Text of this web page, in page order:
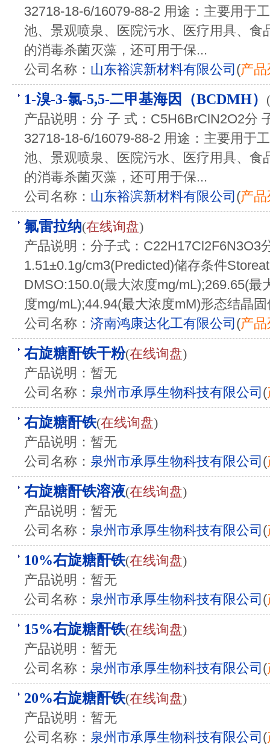
32718-18-6/16079-88-2 用途：主要用于
池、景观喷泉、医院污水、医疗用具、食
的消毒杀菌灭藻，还可用于保...
公司名称： 山东裕滨新材料有限公司 (产
1-溴-3-氯-5,5-二甲基海因（BCDMH） (
产品说明：分 子 式：C5H6BrClN2O2分
32718-18-6/16079-88-2 用途：主要用于
池、景观喷泉、医院污水、医疗用具、食
的消毒杀菌灭藻，还可用于保...
公司名称： 山东裕滨新材料有限公司 (产
氟雷拉纳(在线询盘)
产品说明：分子式：C22H17Cl2F6N3O3
1.51±0.1g/cm3(Predicted)储存条件
DMSO:150.0(最大浓度mg/mL);269.65(最
度mg/mL);44.94(最大浓度mM)形态结晶
公司名称： 济南鸿康达化工有限公司 (产
右旋糖酐铁干粉(在线询盘)
产品说明：暂无
公司名称： 泉州市承厚生物科技有限公司 (
右旋糖酐铁(在线询盘)
产品说明：暂无
公司名称： 泉州市承厚生物科技有限公司 (
右旋糖酐铁溶液(在线询盘)
产品说明：暂无
公司名称： 泉州市承厚生物科技有限公司 (
10%右旋糖酐铁(在线询盘)
产品说明：暂无
公司名称： 泉州市承厚生物科技有限公司 (
15%右旋糖酐铁(在线询盘)
产品说明：暂无
公司名称： 泉州市承厚生物科技有限公司 (
20%右旋糖酐铁(在线询盘)
产品说明：暂无
公司名称： 泉州市承厚生物科技有限公司 (